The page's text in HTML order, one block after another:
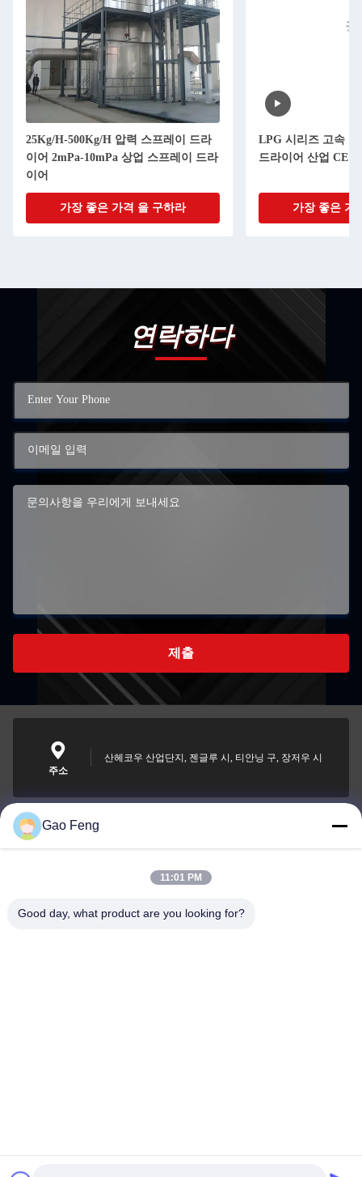
25Kg/H-500Kg/H 압력 스프레이 드라
이어 2mPa-10mPa 상업 스프레이 드라
이어
가장 좋은 가격 을 구하라
LPG 시리즈 고속
드라이어 산업 CE
가장 좋은 가
연락하다
제출
주소
산헤코우 산업단지, 젠글루 시, 티안닝 구, 장저우 시
suli@sulidry.com
Gao Feng
11:01 PM
Good day, what product are you looking for?